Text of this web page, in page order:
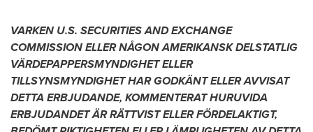
VARKEN U.S. SECURITIES AND EXCHANGE
COMMISSION ELLER NÅGON AMERIKANSK DELSTATLIG
VÄRDEPAPPERSMYNDIGHET ELLER
TILLSYNSMYNDIGHET HAR GODKÄNT ELLER AVVISAT
DETTA ERBJUDANDE, KOMMENTERAT HURUVIDA
ERBJUDANDET ÄR RÄTTVIST ELLER FÖRDELAKTIGT,